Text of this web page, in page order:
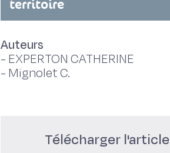
territoire
Auteurs
- EXPERTON CATHERINE
- Mignolet C.
Télécharger l'article